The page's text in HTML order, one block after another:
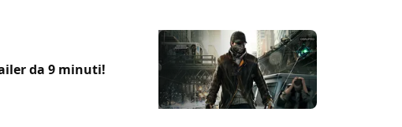
da 9 minuti!